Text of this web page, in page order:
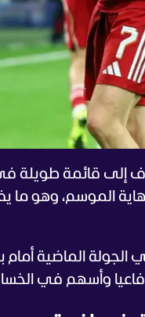
إلى قائمة طويلة
الموسم، وهو
وأسهم في